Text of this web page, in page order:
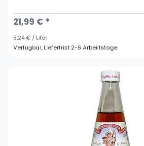
21,99 € *
5,24 € / Liter
Verfügbar, Lieferfrist 2-6 Arbeiitstage.